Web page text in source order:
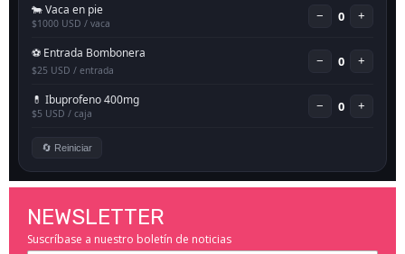
NEWSLETTER
Suscríbase a nuestro boletín de noticias